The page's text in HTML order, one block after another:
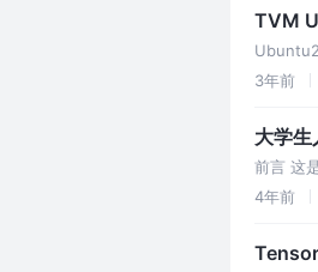
TVM
3年前
大学
前言 这
标注(共
4年前